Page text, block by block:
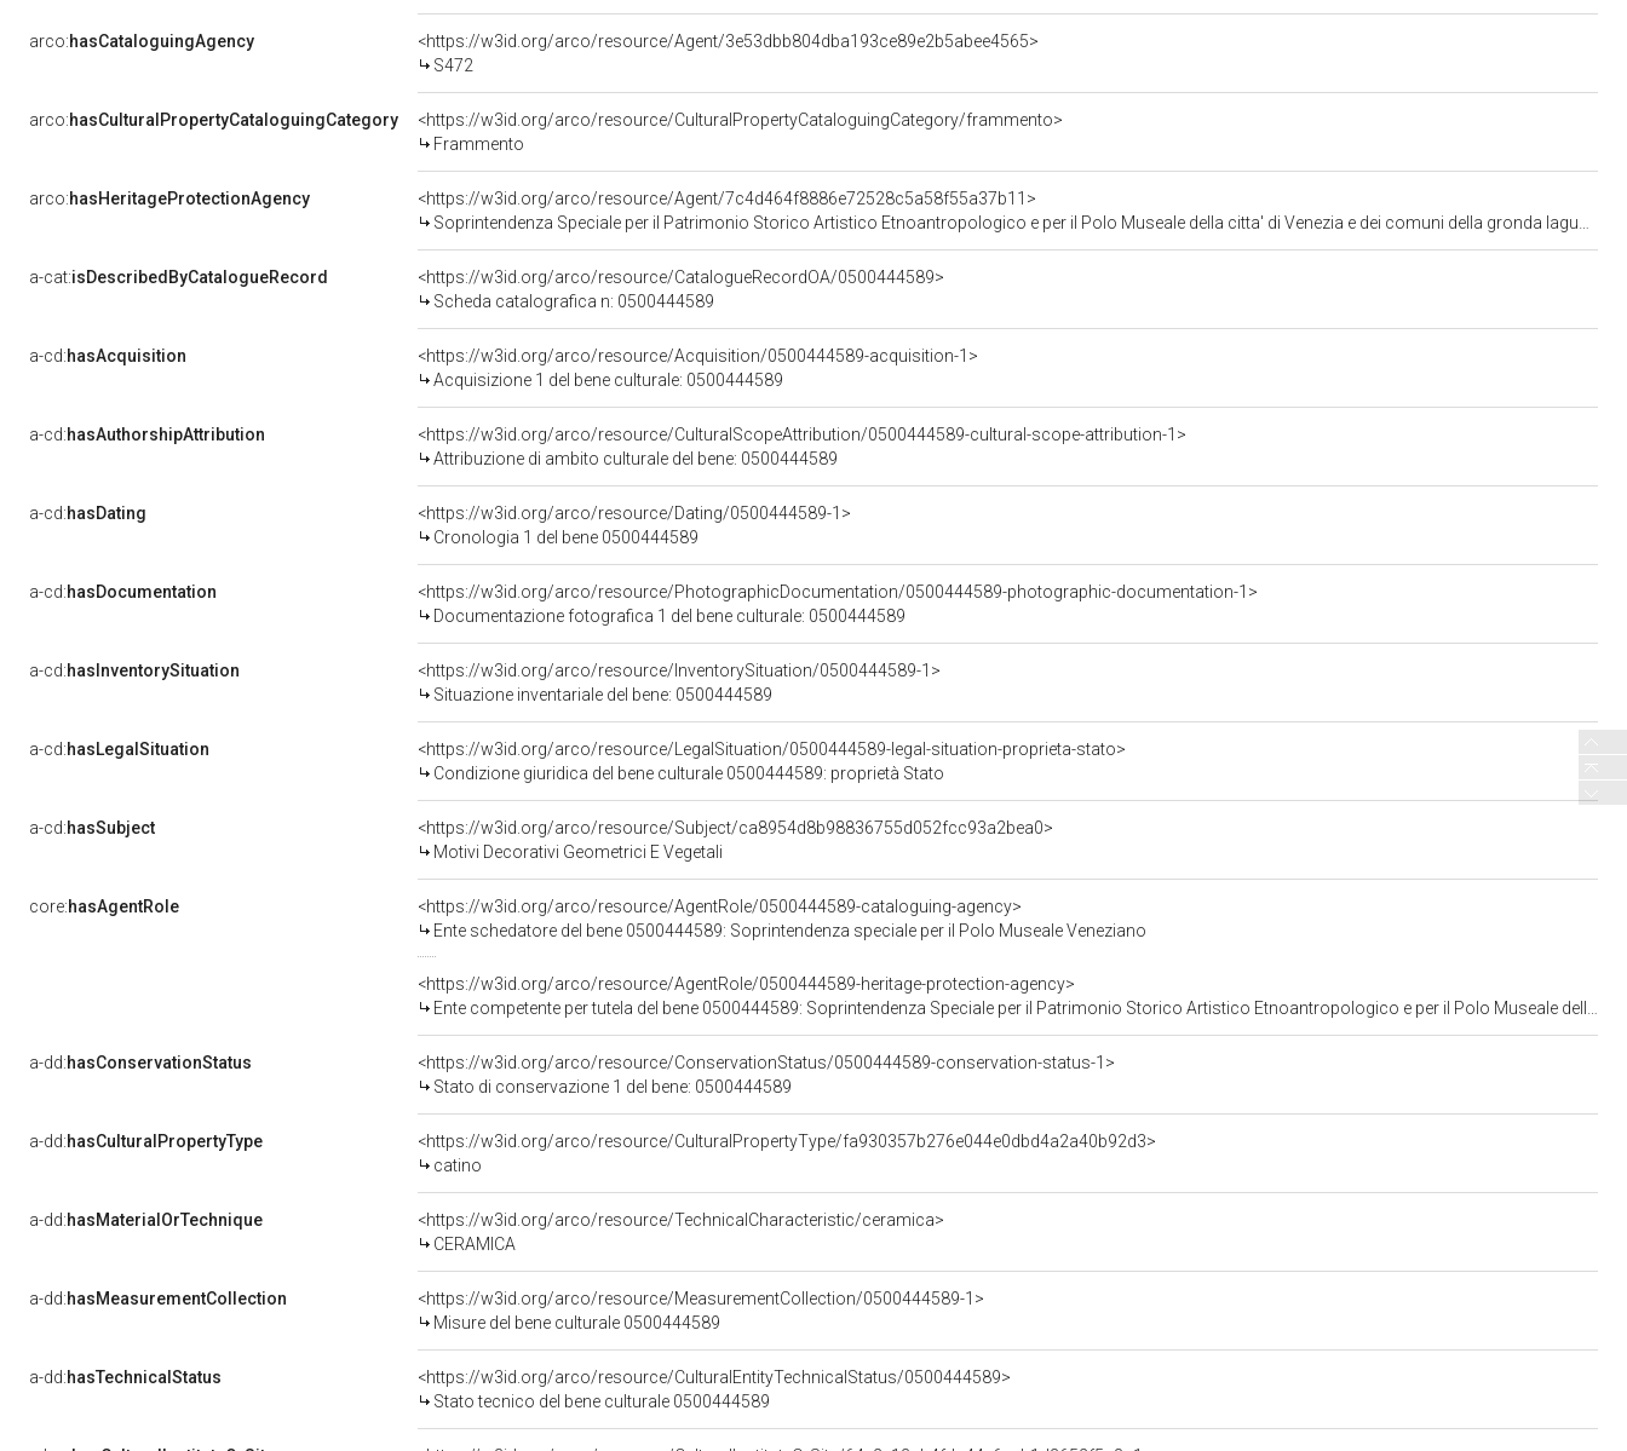
arco:hasCataloguingAgency
<https://w3id.org/arco/resource/Agent/3e53dbb804dba193ce89e2b5abee4565>
S472
arco:hasCulturalPropertyCataloguingCategory
<https://w3id.org/arco/resource/CulturalPropertyCataloguingCategory/frammento>
Frammento
arco:hasHeritageProtectionAgency
<https://w3id.org/arco/resource/Agent/7c4d464f8886e72528c5a58f55a37b11>
Soprintendenza Speciale per il Patrimonio Storico Artistico Etnoantropologico e per il Polo Museale della citta' di Venezia e dei comuni della gronda lagunare
a-cat:isDescribedByCatalogueRecord
<https://w3id.org/arco/resource/CatalogueRecordOA/0500444589>
Scheda catalografica n: 0500444589
a-cd:hasAcquisition
<https://w3id.org/arco/resource/Acquisition/0500444589-acquisition-1>
Acquisizione 1 del bene culturale: 0500444589
a-cd:hasAuthorshipAttribution
<https://w3id.org/arco/resource/CulturalScopeAttribution/0500444589-cultural-scope-attribution-1>
Attribuzione di ambito culturale del bene: 0500444589
a-cd:hasDating
<https://w3id.org/arco/resource/Dating/0500444589-1>
Cronologia 1 del bene 0500444589
a-cd:hasDocumentation
<https://w3id.org/arco/resource/PhotographicDocumentation/0500444589-photographic-documentation-1>
Documentazione fotografica 1 del bene culturale: 0500444589
a-cd:hasInventorySituation
<https://w3id.org/arco/resource/InventorySituation/0500444589-1>
Situazione inventariale del bene: 0500444589
a-cd:hasLegalSituation
<https://w3id.org/arco/resource/LegalSituation/0500444589-legal-situation-proprieta-stato>
Condizione giuridica del bene culturale 0500444589: proprietà Stato
a-cd:hasSubject
<https://w3id.org/arco/resource/Subject/ca8954d8b98836755d052fcc93a2bea0>
Motivi Decorativi Geometrici E Vegetali
core:hasAgentRole
<https://w3id.org/arco/resource/AgentRole/0500444589-cataloguing-agency>
Ente schedatore del bene 0500444589: Soprintendenza speciale per il Polo Museale Veneziano
<https://w3id.org/arco/resource/AgentRole/0500444589-heritage-protection-agency>
Ente competente per tutela del bene 0500444589: Soprintendenza Speciale per il Patrimonio Storico Artistico Etnoantropologico e per il Polo Museale della citta' di Venezia e dei comuni della gronda lagunare
a-dd:hasConservationStatus
<https://w3id.org/arco/resource/ConservationStatus/0500444589-conservation-status-1>
Stato di conservazione 1 del bene: 0500444589
a-dd:hasCulturalPropertyType
<https://w3id.org/arco/resource/CulturalPropertyType/fa930357b276e044e0dbd4a2a40b92d3>
catino
a-dd:hasMaterialOrTechnique
<https://w3id.org/arco/resource/TechnicalCharacteristic/ceramica>
CERAMICA
a-dd:hasMeasurementCollection
<https://w3id.org/arco/resource/MeasurementCollection/0500444589-1>
Misure del bene culturale 0500444589
a-dd:hasTechnicalStatus
<https://w3id.org/arco/resource/CulturalEntityTechnicalStatus/0500444589>
Stato tecnico del bene culturale 0500444589